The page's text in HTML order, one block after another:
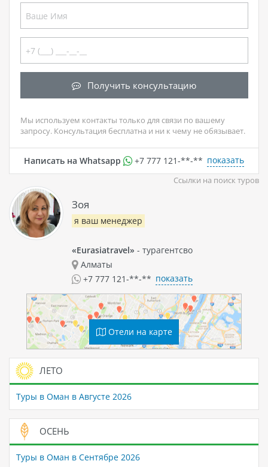
Получить консультацию
Мы используем контакты только для связи по вашему
запросу. Консультация бесплатна и ни к чему не обязывает.
Написать на Whatsapp +7 777 121-**-** показать
Ссылки на поиск туров
Зоя
я ваш менеджер
«Eurasiatravel» - турагентсво
Алматы
+7 777 121-**-** показать
Отели на карте
ЛЕТО
Туры в Оман в Августе 2026
ОСЕНЬ
Туры в Оман в Сентябре 2026